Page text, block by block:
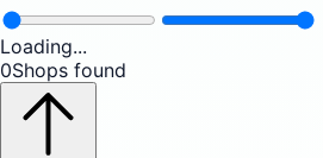
Loading...
0Shops found